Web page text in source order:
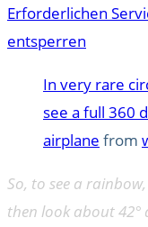
Erforderlichen
entsperren
In very rare
see a full 360
airplane from
So, to see a
then look about 42°